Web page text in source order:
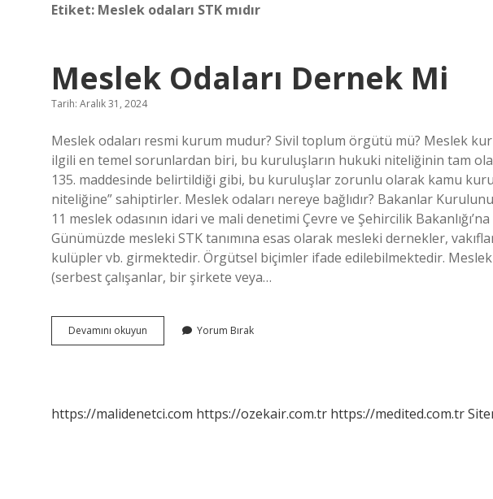
Etiket: Meslek odaları STK mıdır
Meslek Odaları Dernek Mi
Tarih: Aralık 31, 2024
Meslek odaları resmi kurum mudur? Sivil toplum örgütü mü? Meslek
ilgili en temel sorunlardan biri, bu kuruluşların hukuki niteliğinin tam
135. maddesinde belirtildiği gibi, bu kuruluşlar zorunlu olarak kamu
niteliğine” sahiptirler. Meslek odaları nereye bağlıdır? Bakanlar
11 meslek odasının idari ve mali denetimi Çevre ve Şehircilik
Günümüzde mesleki STK tanımına esas olarak mesleki dernekler,
kulüpler vb. girmektedir. Örgütsel biçimler ifade edilebilmektedir. Meslek
(serbest çalışanlar, bir şirkete veya…
Devamını okuyun
Odaları
Yorum Bırak
https://malidenetci.com https://ozekair.com.tr https://medited.com.tr